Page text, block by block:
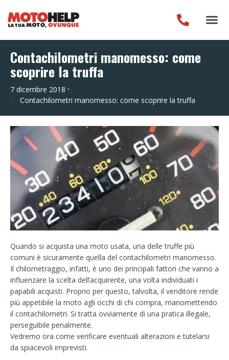
Contachilometri manomesso: come
scoprire la truffa
7 dicembre 2018
Contachilometri manomesso: come scoprire la truffa
Quando si acquista una moto usata, una delle truffe più
comuni è sicuramente quella del contachilometri manomesso.
Il chilometraggio, infatti, è uno dei principali fattori che vanno a
influenzare la scelta dell’acquirente, una volta individuati i
papabili acquisti. Proprio per questo, talvolta, il venditore rende
più appetibile la moto agli occhi di chi compra, manomettendo
il contachilometri. Si tratta ovviamente di una pratica illegale,
perseguibile penalmente.
Vedremo ora come verificare eventuali alterazioni e tutelarsi
da spiacevoli imprevisti.